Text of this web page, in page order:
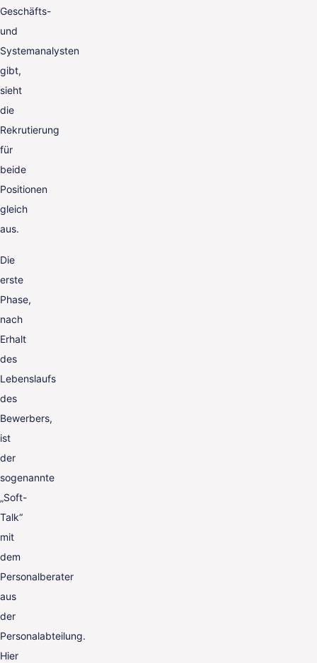
Geschäfts-
und
Systemanalysten
gibt,
sieht
die
Rekrutierung
für
beide
Positionen
gleich
aus.
Die
erste
Phase,
nach
Erhalt
des
Lebenslaufs
des
Bewerbers,
ist
der
sogenannte
„Soft-
Talk“
mit
dem
Personalberater
aus
der
Personalabteilung.
Hier